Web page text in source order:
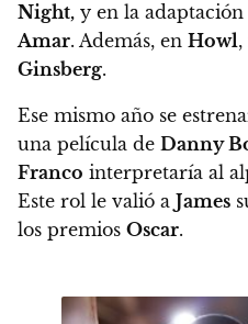
Night, y en la
Amar. Además, en Howl
Ginsberg.
Ese mismo año se
una película de Danny
Franco interpretaría al
Este rol le valió a James
los premios Oscar.